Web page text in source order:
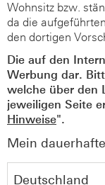
Wohnsitz bzw.
da die
den dortigen
Die auf den
Werbung dar.
welche über den
jeweiligen Seite
Hinweise".
Mein